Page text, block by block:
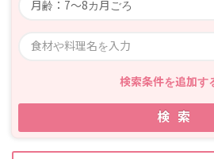
検索条件を追加す
検索